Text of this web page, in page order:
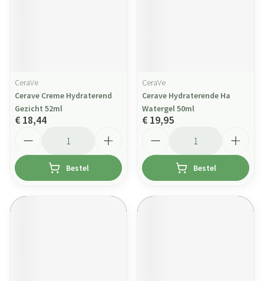
CeraVe
Cerave Creme Hydraterend
Gezicht 52ml
€ 18,44
Bestel
CeraVe
Cerave Hydraterende Ha
Watergel 50ml
€ 19,95
Bestel